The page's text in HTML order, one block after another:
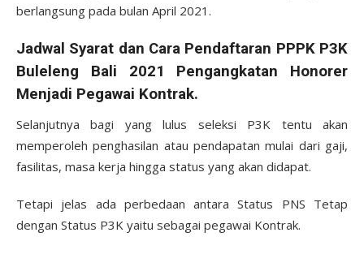
berlangsung pada bulan April 2021.
Jadwal Syarat dan Cara Pendaftaran PPPK P3K
Buleleng Bali 2021 Pengangkatan Honorer
Menjadi Pegawai Kontrak.
Selanjutnya bagi yang lulus seleksi P3K tentu akan
memperoleh penghasilan atau pendapatan mulai dari gaji,
fasilitas, masa kerja hingga status yang akan didapat.
Tetapi jelas ada perbedaan antara Status PNS Tetap
dengan Status P3K yaitu sebagai pegawai Kontrak.